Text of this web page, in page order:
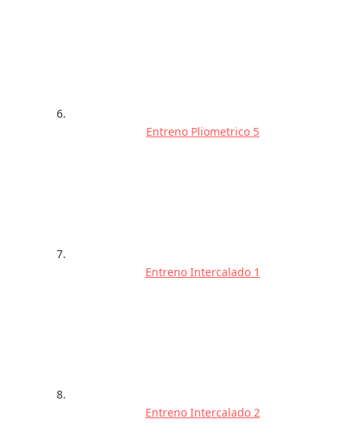
Entreno Pliometrico 5
Entreno Intercalado 1
Entreno Intercalado 2